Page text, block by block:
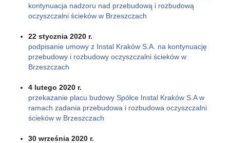
kontynuacja nadzoru nad przebudową i rozbudową
oczyszczalni ścieków w Brzeszczach
22 stycznia 2020 r.
podpisanie umowy z Instal Kraków S.A. na kontynuację
przebudowy i rozbudowy oczyszczalni ścieków w
Brzeszczach
4 lutego 2020 r.
przekazanie placu budowy Spółce Instal Kraków S.A w
ramach zadania przebudowa i rozbudowa oczyszczalni
ścieków w Brzeszczach
30 września 2020 r.